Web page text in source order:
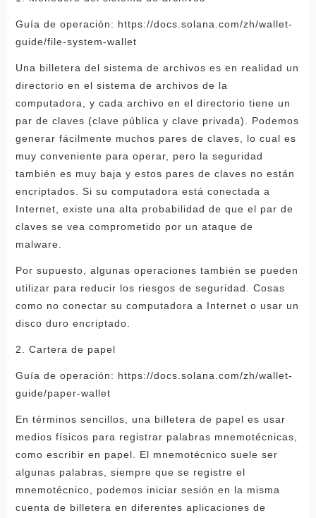
Guía de operación: https://docs.solana.com/zh/wallet-
guide/file-system-wallet
Una billetera del sistema de archivos es en realidad un
directorio en el sistema de archivos de la
computadora, y cada archivo en el directorio tiene un
par de claves (clave pública y clave privada). Podemos
generar fácilmente muchos pares de claves, lo cual es
muy conveniente para operar, pero la seguridad
también es muy baja y estos pares de claves no están
encriptados. Si su computadora está conectada a
Internet, existe una alta probabilidad de que el par de
claves se vea comprometido por un ataque de
malware.
Por supuesto, algunas operaciones también se pueden
utilizar para reducir los riesgos de seguridad. Cosas
como no conectar su computadora a Internet o usar un
disco duro encriptado.
2. Cartera de papel
Guía de operación: https://docs.solana.com/zh/wallet-
guide/paper-wallet
En términos sencillos, una billetera de papel es usar
medios físicos para registrar palabras mnemotécnicas,
como escribir en papel. El mnemotécnico suele ser
algunas palabras, siempre que se registre el
mnemotécnico, podemos iniciar sesión en la misma
cuenta de billetera en diferentes aplicaciones de